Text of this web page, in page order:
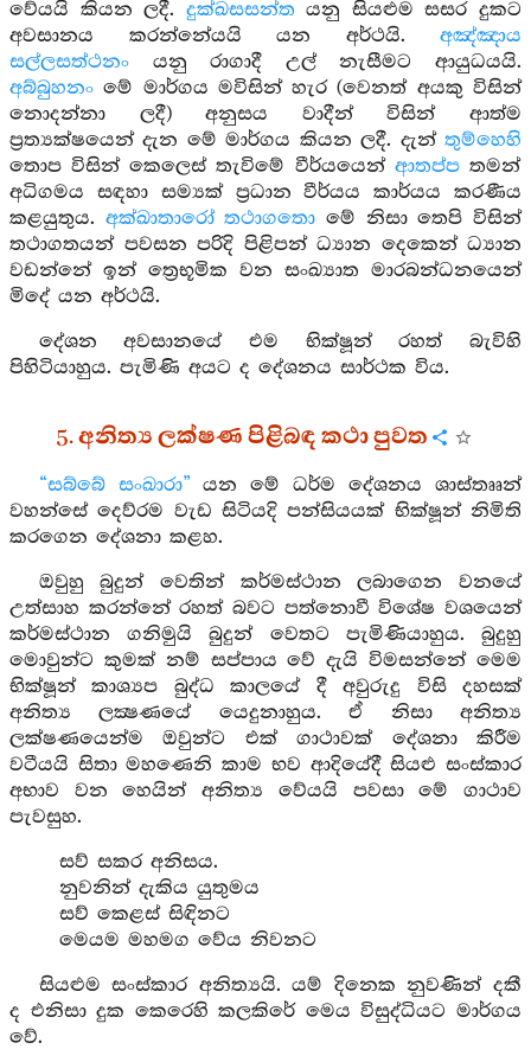
වේයයි කියන ලදී. දුක්ඛසසන්තයනු සියළුම සසර දුකට
අවසානය කරන්නේයයි යන අර්ථයි. අඤ්ඤාය
සල්ලසත්ථනං යනු රාගාදී උල් නැසීමට ආයුධයයි.
අබ්බුහනං මේ මාර්ගය මවිසින් හැර (වෙනත් අයකු විසින්
නොදන්නා ලදී) අනුසය වාදීන් විසින් ආත්ම
ප්‍රත්‍යක්ෂයෙන් දැන මේ මාර්ගය කියන ලදී. දැන් තුම්හෙහි
තොප විසින් කෙලෙස් තැවිමේ වීර්යයෙන් ආතප්පතමන්
අධිගමය සඳහා සම්‍යක් ප්‍රධාන වීර්යය කාර්යය කරණීය
කළයුතුය. අක්ඛාතාරෝ තථාගතොමේ නිසා තෙපි විසින්
තථාගතයන් පවසන පරිදි පිළිපන් ධ්‍යාන දෙකෙන් ධ්‍යාන
වඩන්නේ ඉන් ත්‍රෙභූමික වන සංඛ්‍යාත මාරබන්ධනයෙන්
මිදේ යන අර්ථයි.
දේශන අවසානයේ එම භික්ෂූන් රහත් බැවිහි
පිහිටියාහුය. පැමිණි අයට ද දේශනය සාර්ථක විය.
5. අනිත්‍ය ලක්ෂණ පිළිබඳ කථා පුවත
“සබ්බේ සංඛාරා” යන මේ ධර්ම දේශනය ශාස්තෲන්
වහන්සේ දෙව්රම වැඩ සිටියදි පන්සියයක් භික්ෂූන් නිමිති
කරගෙන දේශනා කළහ.
ඔවුහු බුදුන් වෙතින් කර්මස්ථාන ලබාගෙන වනයේ
උත්සාහ කරන්නේ රහත් බවට පත්නොවී විශේෂ වශයෙන්
කර්මස්ථාන ගනිමුයි බුදුන් වෙතට පැමිණියාහුය. බුදුහු
මොවුන්ට කුමක් නම් සප්පාය වේ දැයි විමසන්නේ මෙම
භික්ෂූන් කාශ්‍යප බුද්ධ කාලයේ දී අවුරුදු විසි දහසක්
අනිත්‍ය ලක්‍ෂණයේ යෙදුනාහුය. ඒ නිසා අනිත්‍ය
ලක්ෂණයෙන්ම ඔවුන්ට එක් ගාථාවක් දේශනා කිරීම
වටීයයි සිතා මහණෙනි කාම භව ආදියේදී සියළු සංස්කාර
අභාව වන හෙයින් අනිත්‍ය වේයයි පවසා මේ ගාථාව
පැවසුහ.
සව් සකර අනිසය.
නුවනින් දැකිය යුතුමය
සව් කෙළස් සිඳිනට
මෙයම මහමග වේය නිවනට
සියළුම සංස්කාර අනිත්‍යයි. යම් දිනෙක නුවණින් දකී
ද එනිසා දුක කෙරෙහි කලකිරේ මෙය විසුද්ධියට මාර්ගය
වේ.